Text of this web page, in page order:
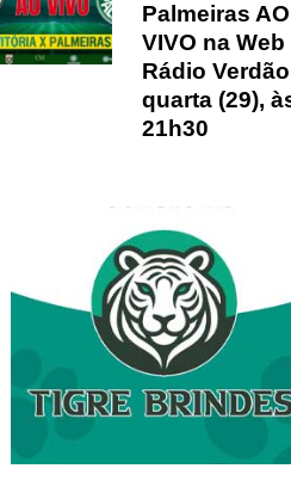
Palmeiras AO
VIVO na Web
Rádio
quarta (29),
21h30